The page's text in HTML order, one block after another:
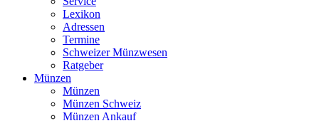
Lexikon
Adressen
Termine
Schweizer Münzwesen
Ratgeber
Münzen
Münzen
Münzen Schweiz
Münzen Ankauf